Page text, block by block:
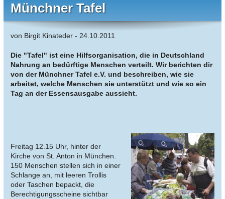
Münchner Tafel
von Birgit Kinateder - 24.10.2011
Die "Tafel" ist eine Hilfsorganisation, die in Deutschland
Nahrung an bedürftige Menschen verteilt. Wir berichten dir
von der Münchner Tafel e.V. und beschreiben, wie sie
arbeitet, welche Menschen sie unterstützt und wie so ein
Tag an der Essensausgabe aussieht.
Freitag 12.15 Uhr, hinter der
Kirche von St. Anton in München.
150 Menschen stellen sich in einer
Schlange an, mit leeren Trollis
oder Taschen bepackt, die
Berechtigungsscheine sichtbar